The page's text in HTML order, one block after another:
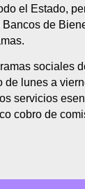
el Estado,
de
sociales
lunes a
servicios
cobro de